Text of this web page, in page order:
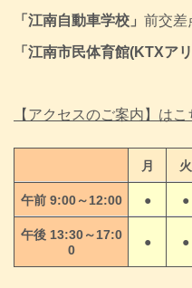
「江南自動車学校」 前交差
「江南市民体育館(KTXアリ
【アクセスのご案内】はこ
月 火
午前 9:00～12:00 ● ●
午後 13:30～17:0
0
● ●